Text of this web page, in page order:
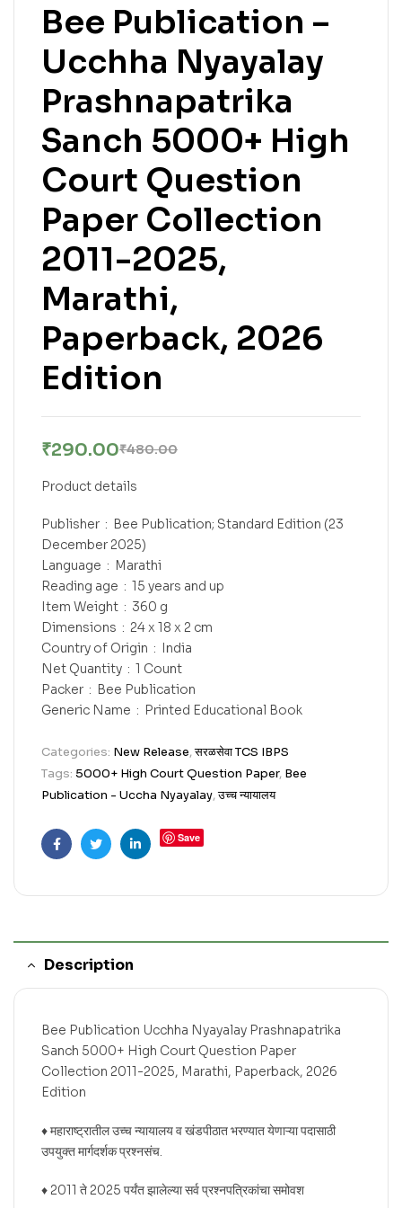
Bee Publication –
Ucchha Nyayalay
Prashnapatrika
Sanch 5000+ High
Court Question
Paper Collection
2011-2025,
Marathi,
Paperback, 2026
Edition
₹480.00
₹290.00
Product details
Publisher ‏ : ‎ Bee Publication; Standard Edition (23
December 2025)
Language ‏ : ‎ Marathi
Reading age ‏ : ‎ 15 years and up
Item Weight ‏ : ‎ 360 g
Dimensions ‏ : ‎ 24 x 18 x 2 cm
Country of Origin ‏ : ‎ India
Net Quantity ‏ : ‎ 1 Count
Packer ‏ : ‎ Bee Publication
Generic Name ‏ : ‎ Printed Educational Book
Categories: New Release,सरळसेवा TCS IBPS
Tags: 5000+ High Court Question Paper, Bee
Publication - Uccha Nyayalay,उच्च न्यायालय
FacebookTwitterLinkedin
Save
Description
Bee Publication Ucchha Nyayalay Prashnapatrika
Sanch 5000+ High Court Question Paper
Collection 2011-2025, Marathi, Paperback, 2026
Edition
♦ महाराष्ट्रातील उच्च न्यायालय व खंडपीठात भरण्यात येणाऱ्या पदासाठी
उपयुक्त मार्गदर्शक प्रश्नसंच.
♦ 2011 ते 2025 पर्यंत झालेल्या सर्व प्रश्नपत्रिकांचा समोवश